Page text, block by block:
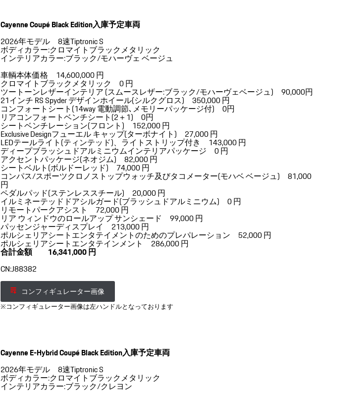
Cayenne Coupé Black Edition入庫予定車両
2026年モデル 8速Tiptronic S
ボディカラー:クロマイトブラックメタリック
インテリアカラー:ブラック/モハーヴェ ベージュ
車輌本体価格 14,600,000 円
クロマイトブラックメタリック 0 円
ツートーンレザーインテリア (スムースレザー:ブラック/モハーヴェベージュ) 90,000円
21インチ RS Spyder デザインホイール(シルクグロス) 350,000 円
コンフォートシート(14way 電動調節､メモリーパッケージ付) 0円
リアコンフォートベンチシート(2＋1) 0円
シートベンチレーション(フロント) 152,000 円
Exclusive Designフューエル キャップ(ターボナイト) 27,000 円
LEDテールライト(ティンテッド)、ライトストリップ付き 143,000 円
ディープブラッシュドアルミニウムインテリアパッケージ 0 円
アクセントパッケージ(ネオジム) 82,000 円
シートベルト(ボルドーレッド) 74,000 円
コンパス/スポーツクロノストップウォッチ及びタコメーター(モハベ ベージュ) 81,000
円
ペダルパッド(ステンレススチール) 20,000 円
イルミネーテッドドアシルガード(ブラッシュドアルミニウム) 0 円
リモートパークアシスト 72,000 円
リア ウィンドウのロールアップ サンシェード 99,000 円
パッセンジャーディスプレイ 213,000 円
ポルシェリアシートエンタテイメントのためのプレパレーション 52,000 円
ポルシェリアシートエンタテインメント 286,000 円
合計金額 16,341,000 円
CN:J88382
コンフィギュレーター画像
※コンフィギュレーター画像は左ハンドルとなっております
Cayenne E-Hybrid Coupé Black Edition入庫予定車両
2026年モデル 8速Tiptronic S
ボディカラー:クロマイトブラックメタリック
インテリアカラー:ブラック/クレヨン